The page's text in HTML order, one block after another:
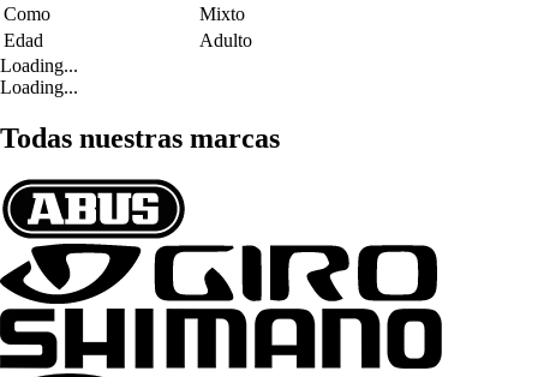
Como
Mixto
Edad
Adulto
Loading...
Loading...
Todas nuestras marcas